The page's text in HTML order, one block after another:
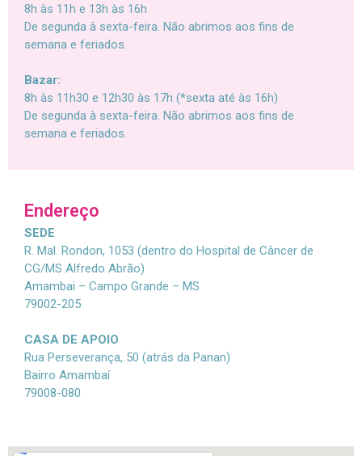
8h às 11h e 13h às 16h
De segunda à sexta-feira. Não abrimos aos fins de
semana e feriados.
Bazar:
8h às 11h30 e 12h30 às 17h (*sexta até às 16h)
De segunda à sexta-feira. Não abrimos aos fins de
semana e feriados.
Endereço
SEDE
R. Mal. Rondon, 1053 (dentro do Hospital de Câncer de
CG/MS Alfredo Abrão)
Amambai – Campo Grande – MS
79002-205
CASA DE APOIO
Rua Perseverança, 50 (atrás da Panan)
Bairro Amambaí
79008-080